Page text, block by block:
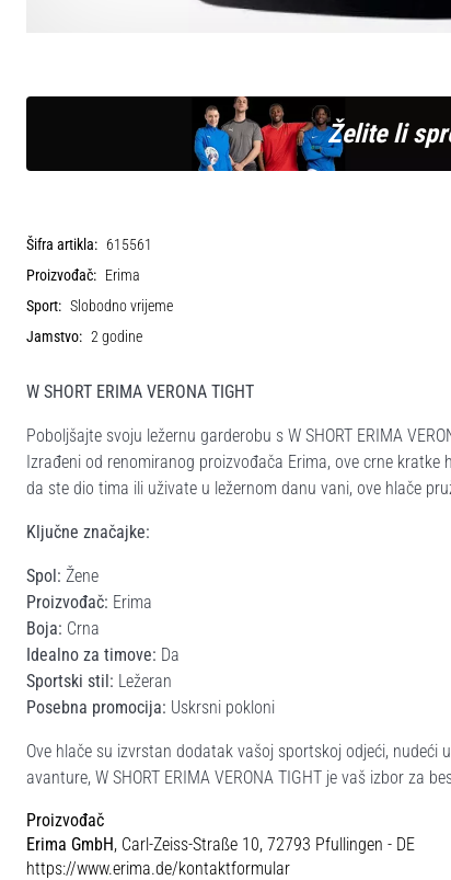
Želite li
Šifra artikla: 615561
Proizvođač: Erima
Sport: Slobodno vrijeme
Jamstvo: 2 godine
W SHORT ERIMA VERONA TIGHT
Poboljšajte svoju ležernu garderobu s W SHORT ERIMA
Izrađeni od renomiranog proizvođača Erima, ove crne
da ste dio tima ili uživate u ležernom danu vani, ove hlače
Ključne značajke:
Spol: Žene
Proizvođač: Erima
Boja: Crna
Idealno za timove: Da
Sportski stil: Ležeran
Posebna promocija: Uskrsni pokloni
Ove hlače su izvrstan dodatak vašoj sportskoj odjeći,
avanture, W SHORT ERIMA VERONA TIGHT je vaš izbor za
Proizvođač
Erima GmbH, Carl-Zeiss-Straße 10, 72793 Pfullingen - DE
https://www.erima.de/kontaktformular